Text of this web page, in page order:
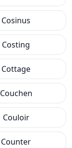
Cosinus
Costing
Cottage
Couchen
Couloir
Counter